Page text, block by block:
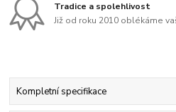
Tradice a spolehlivost
Již od roku 2010 oblékáme
Kompletní specifikace